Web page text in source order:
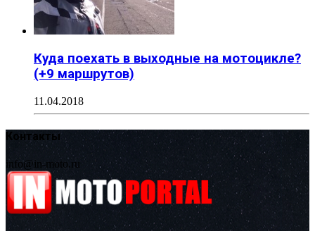
Куда поехать в выходные на мотоцикле?
(+9 маршрутов)
11.04.2018
Контакты
info@in-moto.ru